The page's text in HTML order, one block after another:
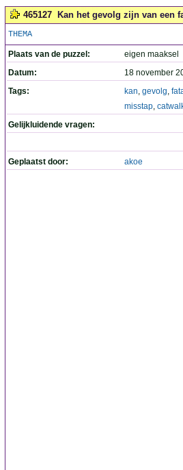
465127 Kan het gevolg zijn van een
THEMA
Plaats van de puzzel:
eigen maaksel
Datum:
18 november
Tags:
kan, gevolg,
misstap,
Gelijkluidende vragen:
Geplaatst door: akoe